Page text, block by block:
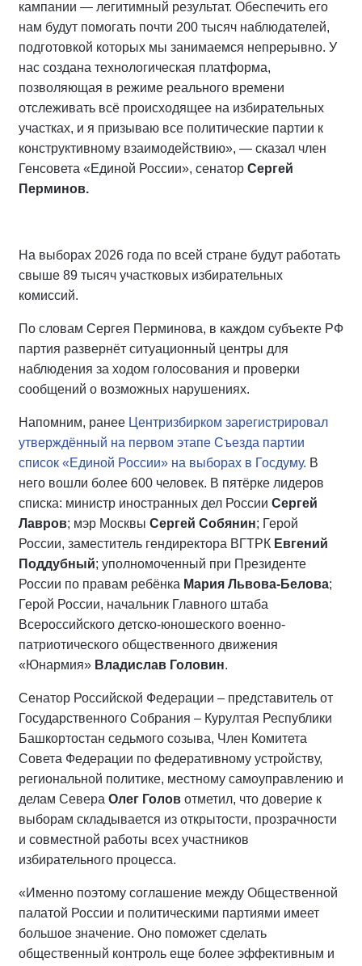
кампании — легитимный результат. Обеспечить его
нам будут помогать почти 200 тысяч наблюдателей,
подготовкой которых мы занимаемся непрерывно. У
нас создана технологическая платформа,
позволяющая в режиме реального времени
отслеживать всё происходящее на избирательных
участках, и я призываю все политические партии к
конструктивному взаимодействию», — сказал член
Генсовета «Единой России», сенатор Сергей
Перминов.
На выборах 2026 года по всей стране будут работать
свыше 89 тысяч участковых избирательных
комиссий.
По словам Сергея Перминова, в каждом субъекте РФ
партия развернёт ситуационный центры для
наблюдения за ходом голосования и проверки
сообщений о возможных нарушениях.
Напомним, ранее Центризбирком зарегистрировал
утверждённый на первом этапе Съезда партии
список «Единой России» на выборах в Госдуму. В
него вошли более 600 человек. В пятёрке лидеров
списка: министр иностранных дел России Сергей
Лавров; мэр Москвы Сергей Собянин; Герой
России, заместитель гендиректора ВГТРК Евгений
Поддубный; уполномоченный при Президенте
России по правам ребёнка Мария Львова-Белова;
Герой России, начальник Главного штаба
Всероссийского детско-юношеского военно-
патриотического общественного движения
«Юнармия» Владислав Головин.
Сенатор Российской Федерации – представитель от
Государственного Собрания – Курултая Республики
Башкортостан седьмого созыва, Член Комитета
Совета Федерации по федеративному устройству,
региональной политике, местному самоуправлению и
делам Севера Олег Голов отметил, что доверие к
выборам складывается из открытости, прозрачности
и совместной работы всех участников
избирательного процесса.
«Именно поэтому соглашение между Общественной
палатой России и политическими партиями имеет
большое значение. Оно поможет сделать
общественный контроль еще более эффективным и